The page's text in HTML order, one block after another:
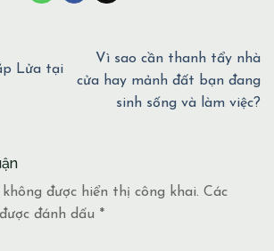
Lửa tại
Vì sao cần thanh tẩy nhà
cửa hay mảnh đất bạn đang
sinh sống và làm việc?
được hiển thị công khai. Các
đánh dấu *